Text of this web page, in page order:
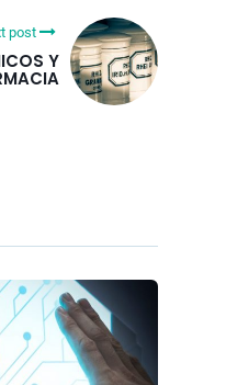
post
Y